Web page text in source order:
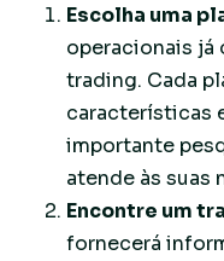
Escolha uma
operacionais já
trading. Cada
características
importante
atende às suas
Encontre um
fornecerá